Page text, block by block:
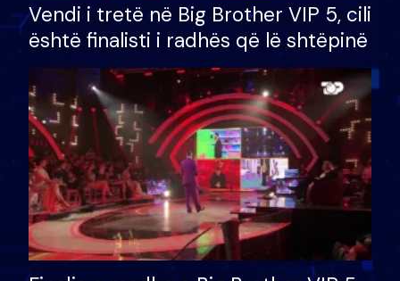
Vendi i tretë në Big Brother VIP 5, cili
është finalisti i radhës që lë shtëpinë